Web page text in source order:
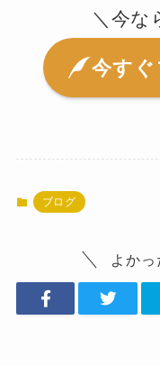
＼今な
今す
ブログ
よかっ